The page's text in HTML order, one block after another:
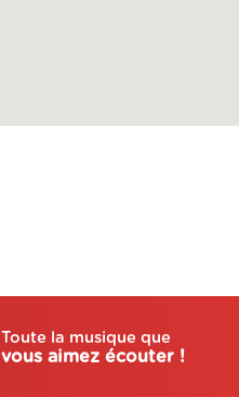
Toute la musique que
vous aimez écouter !